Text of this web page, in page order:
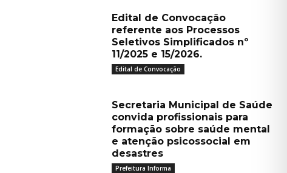
Edital de Convocação
referente aos Processos
Seletivos Simplificados nº
11/2025 e 15/2026.
Edital de Convocação
Secretaria Municipal de Saúde
convida profissionais para
formação sobre saúde mental
e atenção psicossocial em
desastres
Prefeitura Informa